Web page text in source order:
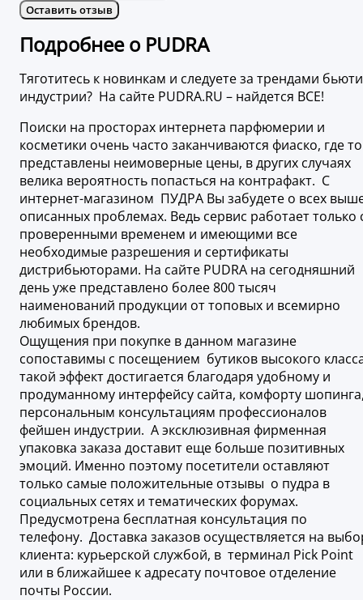
Оставить отзыв
Подробнее о PUDRA
Тяготитесь к новинкам и следуете за трендами
индустрии? На сайте PUDRA.RU – найдется ВСЕ!
Поиски на просторах интернета парфюмерии и
косметики очень часто заканчиваются фиаско, где то
представлены неимоверные цены, в других случаях
велика вероятность попасться на контрафакт. С
интернет-магазином ПУДРА Вы забудете о всех
описанных проблемах. Ведь сервис работает только
проверенными временем и имеющими все
необходимые разрешения и сертификаты
дистрибьюторами. На сайте PUDRA на сегодняшний
день уже представлено более 800 тысяч
наименований продукции от топовых и всемирно
любимых брендов.
Ощущения при покупке в данном магазине
сопоставимы с посещением бутиков высокого
такой эффект достигается благодаря удобному и
продуманному интерфейсу сайта, комфорту
персональным консультациям профессионалов
фейшен индустрии. А эксклюзивная фирменная
упаковка заказа доставит еще больше позитивных
эмоций. Именно поэтому посетители оставляют
только самые положительные отзывы о пудра в
социальных сетях и тематических форумах.
Предусмотрена бесплатная консультация по
телефону. Доставка заказов осуществляется на
клиента: курьерской службой, в терминал Pick Point
или в ближайшее к адресату почтовое отделение
почты России.